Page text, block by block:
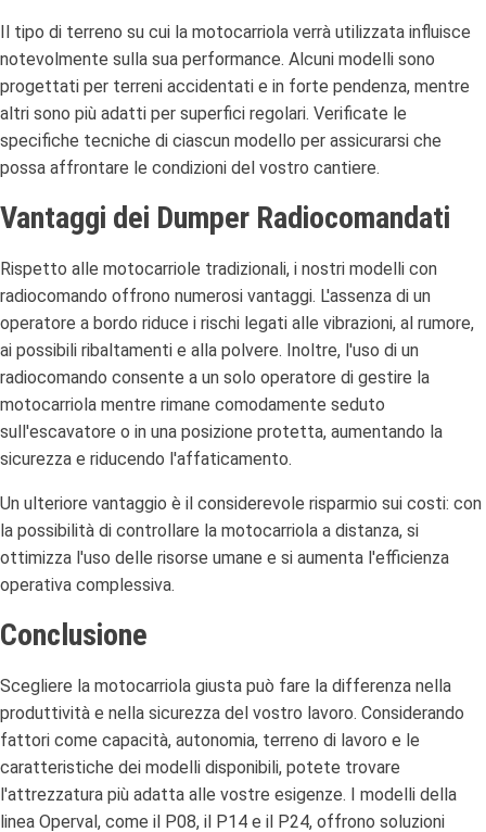
Il tipo di terreno su cui la motocarriola verrà utilizzata influisce
notevolmente sulla sua performance. Alcuni modelli sono
progettati per terreni accidentati e in forte pendenza, mentre
altri sono più adatti per superfici regolari. Verificate le
specifiche tecniche di ciascun modello per assicurarsi che
possa affrontare le condizioni del vostro cantiere.
Vantaggi dei Dumper Radiocomandati
Rispetto alle motocarriole tradizionali, i nostri modelli con
radiocomando offrono numerosi vantaggi. L'assenza di un
operatore a bordo riduce i rischi legati alle vibrazioni, al rumore,
ai possibili ribaltamenti e alla polvere. Inoltre, l'uso di un
radiocomando consente a un solo operatore di gestire la
motocarriola mentre rimane comodamente seduto
sull'escavatore o in una posizione protetta, aumentando la
sicurezza e riducendo l'affaticamento.
Un ulteriore vantaggio è il considerevole risparmio sui costi: con
la possibilità di controllare la motocarriola a distanza, si
ottimizza l'uso delle risorse umane e si aumenta l'efficienza
operativa complessiva.
Conclusione
Scegliere la motocarriola giusta può fare la differenza nella
produttività e nella sicurezza del vostro lavoro. Considerando
fattori come capacità, autonomia, terreno di lavoro e le
caratteristiche dei modelli disponibili, potete trovare
l'attrezzatura più adatta alle vostre esigenze. I modelli della
linea Operval, come il P08, il P14 e il P24, offrono soluzioni